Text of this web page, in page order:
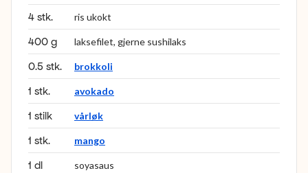
4 stk. ris ukokt
400 g laksefilet, gjerne sushilaks
0.5 stk. brokkoli
1 stk. avokado
1 stilk vårløk
1 stk. mango
1 dl soyasaus